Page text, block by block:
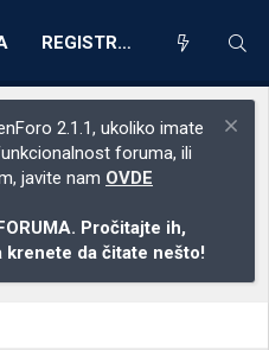
REGISTRACIJA
2.1.1, ukoliko imate
foruma, ili
javite nam OVDE
Pročitajte ih,
krenete da čitate nešto!